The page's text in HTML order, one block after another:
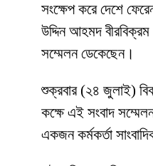
সংক্ষেপ করে দেশে
উদ্দিন আহমদ
সম্মেলন ডেকেছেন।
শুক্রবার (২৪ জুলাই)
কক্ষে এই সংবাদ
একজন কর্মকর্তা